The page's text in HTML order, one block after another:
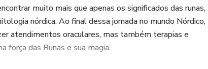
muito mais que apenas os significados das runas,
nórdica. Ao final dessa jornada no mundo Nórdico,
atendimentos oraculares, mas também terapias e
força das Runas e sua magia.